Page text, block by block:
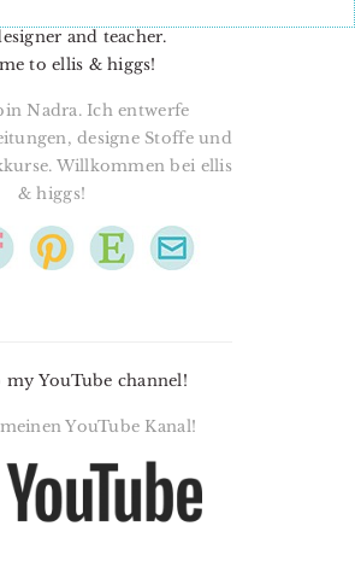
a quilt pattern designer,
and teacher.
to ellis & higgs!
Nadra. Ich entwerfe
designe Stoffe und
Willkommen bei ellis
& higgs!
YouTube channel!
YouTube Kanal!